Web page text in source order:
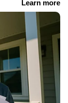
എന്ന
നായക്
ക്യാമറ
ജേക്സ്
അരോൾ &